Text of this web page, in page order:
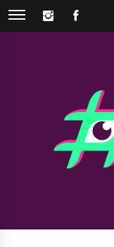
Skip
INSTAGRAM